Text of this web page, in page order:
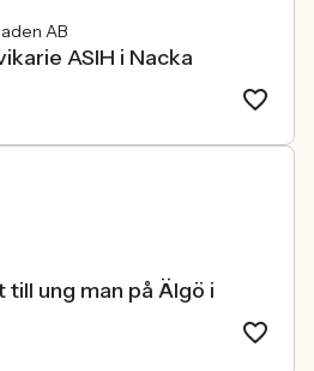
AB
ASIH i Nacka
ung man på Älgö i